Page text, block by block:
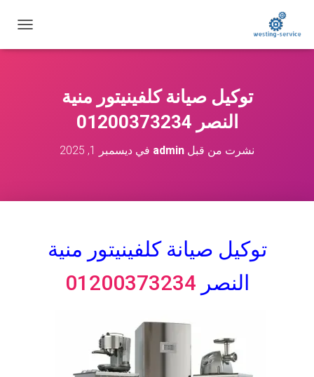
ب
توكيل صيانة كلفينيتور منية
النصر 01200373234
نشرت من قبل admin في ديسمبر 1, 2025
توكيل صيانة كلفينيتور منية
النصر